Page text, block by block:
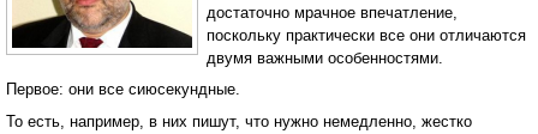
достаточно мрачное впечатление,
поскольку практически все они отличаются
двумя важными особенностями.
Первое: они все сиюсекундные.
То есть, например, в них пишут, что нужно немедленно, жестко